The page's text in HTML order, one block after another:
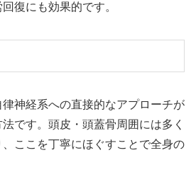
復にも効果的です。
神経系への直接的なアプローチが
です。頭皮・頭蓋骨周囲には多く
ここを丁寧にほぐすことで全身の